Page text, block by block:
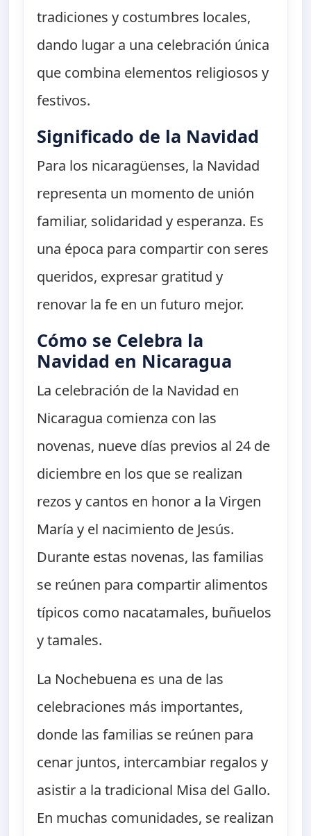
tradiciones y costumbres locales,
dando lugar a una celebración única
que combina elementos religiosos y
festivos.
Significado de la Navidad
Para los nicaragüenses, la Navidad
representa un momento de unión
familiar, solidaridad y esperanza. Es
una época para compartir con seres
queridos, expresar gratitud y
renovar la fe en un futuro mejor.
Cómo se Celebra la
Navidad en Nicaragua
La celebración de la Navidad en
Nicaragua comienza con las
novenas, nueve días previos al 24 de
diciembre en los que se realizan
rezos y cantos en honor a la Virgen
María y el nacimiento de Jesús.
Durante estas novenas, las familias
se reúnen para compartir alimentos
típicos como nacatamales, buñuelos
y tamales.
La Nochebuena es una de las
celebraciones más importantes,
donde las familias se reúnen para
cenar juntos, intercambiar regalos y
asistir a la tradicional Misa del Gallo.
En muchas comunidades, se realizan